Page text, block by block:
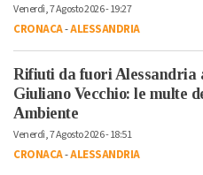
Venerdì, 7 Agosto 2026 - 19:27
CRONACA-ALESSANDRIA
Rifiuti da fuori Alessandria
Giuliano Vecchio: le multe
Ambiente
Venerdì, 7 Agosto 2026 - 18:51
CRONACA-ALESSANDRIA